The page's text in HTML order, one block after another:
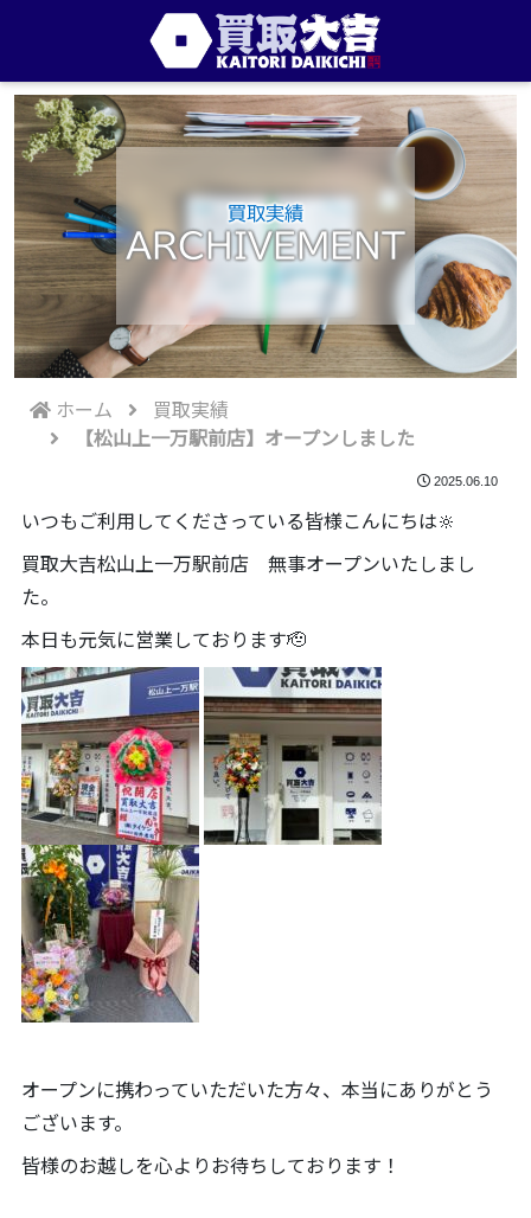
買取実績
ARCHIVEMENT
ホーム
買取実績
【松山上一万駅前店】オープンしました
2025.06.10
いつもご利用してくださっている皆様こんにちは🔆
買取大吉松山上一万駅前店 無事オープンいたしまし
た。
本日も元気に営業しております🫡
オープンに携わっていただいた方々、本当にありがとう
ございます。
皆様のお越しを心よりお待ちしております！